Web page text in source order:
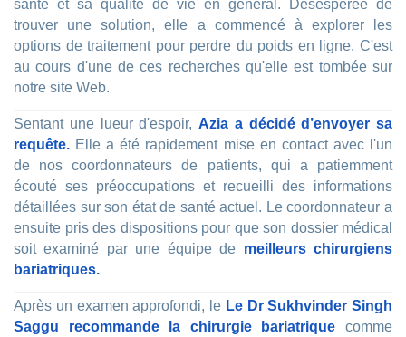
santé et sa qualité de vie en général. Désespérée de
trouver une solution, elle a commencé à explorer les
options de traitement pour perdre du poids en ligne. C'est
au cours d'une de ces recherches qu'elle est tombée sur
notre site Web.
Sentant une lueur d'espoir, Azia a décidé d’envoyer sa
requête. Elle a été rapidement mise en contact avec l'un
de nos coordonnateurs de patients, qui a patiemment
écouté ses préoccupations et recueilli des informations
détaillées sur son état de santé actuel. Le coordonnateur a
ensuite pris des dispositions pour que son dossier médical
soit examiné par une équipe de meilleurs chirurgiens
bariatriques.
Après un examen approfondi, le Le Dr Sukhvinder Singh
Saggu recommande la chirurgie bariatrique comme